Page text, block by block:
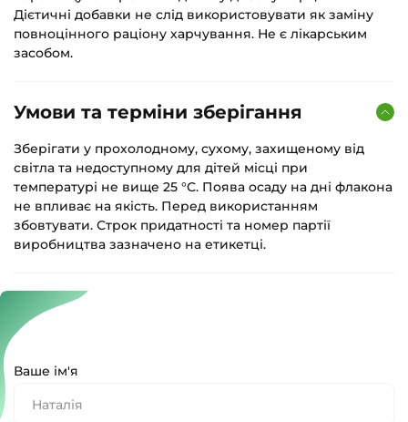
Дієтичні добавки не слід використовувати як заміну
повноцінного раціону харчування. Не є лікарським
засобом.
Умови та терміни зберігання
Зберігати у прохолодному, сухому, захищеному від
світла та недоступному для дітей місці при
температурі не вище 25 °С. Поява осаду на дні флакона
не впливає на якість. Перед використанням
збовтувати. Строк придатності та номер партії
виробництва зазначено на етикетці.
Ваше ім'я